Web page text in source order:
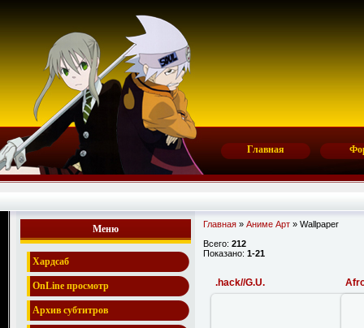
Главная
Меню
Хардсаб
OnLine просмотр
Архив субтитров
Главная » Аниме Арт » Wallpaper
Всего: 212
Показано: 1-21
.hack//G.U.